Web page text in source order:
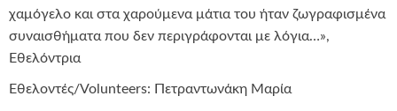
χαμόγελο και στα χαρούμενα μάτια του ήταν ζωγραφισμένα
συναισθήματα που δεν περιγράφονται με λόγια…»,
Εθελόντρια
Εθελοντές/Volunteers: Πετραντωνάκη Μαρία